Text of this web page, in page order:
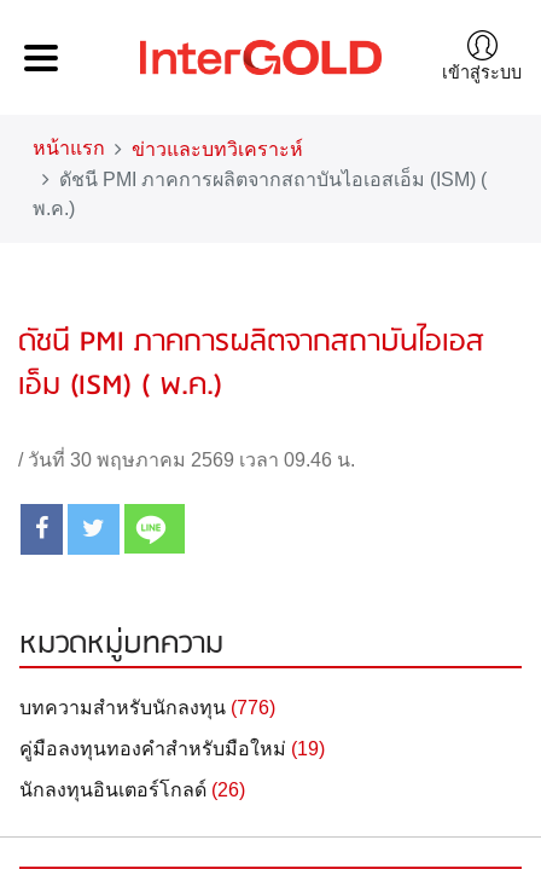
เข้าสู่ระบบ
หน้าแรก
ข่าวและบทวิเคราะห์
ดัชนี PMI ภาคการผลิตจากสถาบันไอเอสเอ็ม (ISM) (
พ.ค.)
ดัชนี PMI ภาคการผลิตจากสถาบันไอเอส
เอ็ม (ISM) ( พ.ค.)
/ วันที่ 30 พฤษภาคม 2569 เวลา 09.46 น.
หมวดหมู่บทความ
บทความสำหรับนักลงทุน (776)
คู่มือลงทุนทองคำสำหรับมือใหม่ (19)
นักลงทุนอินเตอร์โกลด์ (26)